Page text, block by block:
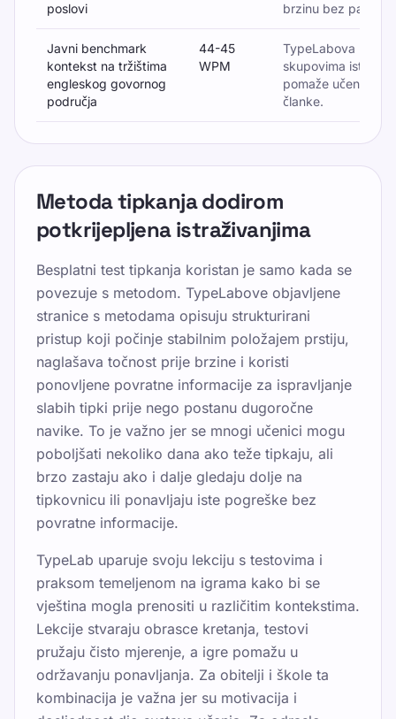
poslovi
brzinu bez pada
Javni benchmark
kontekst na tržištima
engleskog govornog
područja
44-45
WPM
TypeLabova
skupovima
pomaže
članke.
Metoda tipkanja dodirom
potkrijepljena istraživanjima
Besplatni test tipkanja koristan je samo kada se
povezuje s metodom. TypeLabove objavljene
stranice s metodama opisuju strukturirani
pristup koji počinje stabilnim položajem prstiju,
naglašava točnost prije brzine i koristi
ponovljene povratne informacije za ispravljanje
slabih tipki prije nego postanu dugoročne
navike. To je važno jer se mnogi učenici mogu
poboljšati nekoliko dana ako teže tipkaju, ali
brzo zastaju ako i dalje gledaju dolje na
tipkovnicu ili ponavljaju iste pogreške bez
povratne informacije.
TypeLab uparuje svoju lekciju s testovima i
praksom temeljenom na igrama kako bi se
vještina mogla prenositi u različitim kontekstima.
Lekcije stvaraju obrasce kretanja, testovi
pružaju čisto mjerenje, a igre pomažu u
održavanju ponavljanja. Za obitelji i škole ta
kombinacija je važna jer su motivacija i